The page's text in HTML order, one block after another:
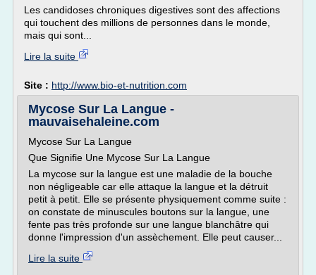
Les candidoses chroniques digestives sont des affections
qui touchent des millions de personnes dans le monde,
mais qui sont...
Lire la suite
Site : http://www.bio-et-nutrition.com
Mycose Sur La Langue -
mauvaisehaleine.com
Mycose Sur La Langue
Que Signifie Une Mycose Sur La Langue
La mycose sur la langue est une maladie de la bouche
non négligeable car elle attaque la langue et la détruit
petit à petit. Elle se présente physiquement comme suite :
on constate de minuscules boutons sur la langue, une
fente pas très profonde sur une langue blanchâtre qui
donne l'impression d'un assèchement. Elle peut causer...
Lire la suite